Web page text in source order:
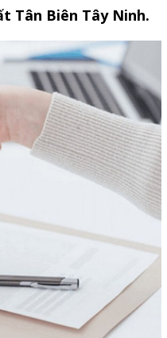
Tân Biên Tây Ninh.